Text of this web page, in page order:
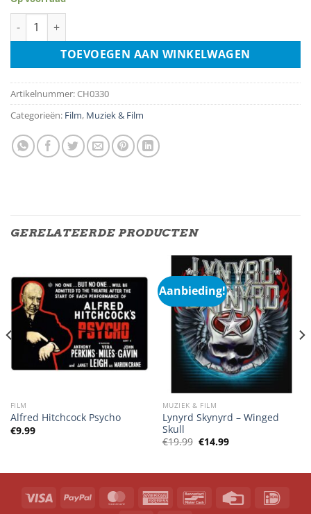
James Bond - Sean Connery aantal
TOEVOEGEN AAN WINKELWAGEN
Artikelnummer:CH0330
Categorieën: Film, Muziek & Film
GERELATEERDE PRODUCTEN
FILM
Alfred Hitchcock Psycho
€9.99
Aanbieding!
MUZIEK & FILM
Lynyrd Skynyrd – Winged
Skull
€19.99 Oorspronkelijke
prijs
€14.99Huidige